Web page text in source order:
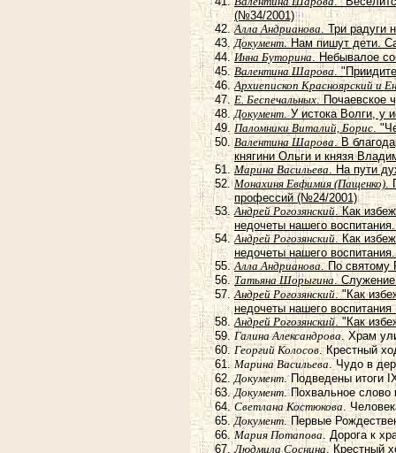
(№34/2001)
Алла Андрианова. Три радуги
Документ. Нам пишут дети.
Инна Буторина. Небывалое
Валентина Шарова.
Архиепископ Красноярский и
Е. Беспечальных. Почаевское
Документ. У истока Волги, у
Паломники Виталий, Борис.
Валентина Шарова. В
княгини Ольги и князя
Марина Васильева. На пути
Монахиня Евфимия (Пащенко).
профессий (№24/2001)
Андрей Рогозянский. Как
недочеты нашего
Андрей Рогозянский. Как
недочеты нашего
Алла Андрианова. По святому
Татьяна Шорыгина.
Андрей Рогозянский. "Как
недочеты нашего
Андрей Рогозянский. "Как
Галина Александрова. Храм
Георгий Колосов. Крестный
Марина Васильева. Чудо в
Документ. Подведены итоги
Документ. Похвальное слово
Светлана Костюкова.
Документ. Первые
Мария Потапова. Дорога к
Людмила Соснина. Крестный